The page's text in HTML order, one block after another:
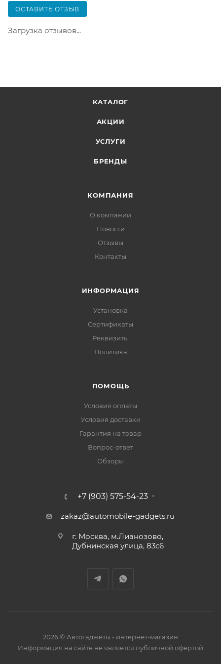
только после оплаты заказа. Один заказ может
содержать не больше 10 позиций и его стоимость
не должна превышать 100 000 р.
ОСТАВИТЬ ОТЗЫВ
Загрузка отзывов...
КАТАЛОГ
АКЦИИ
УСЛУГИ
БРЕНДЫ
КОМПАНИЯ
О компании
Новости
Отзывы
Контакты
ИНФОРМАЦИЯ
Установка
Сертификаты
Реквизиты
Политика
ПОМОЩЬ
Условия оплаты
Условия доставки
Гарантия на товар
Вопрос-ответ
Обзоры
+7 (903) 575-54-23
zakaz@automobile-gadgets.ru
г. Москва, м.Лианозово,
Дубнинская улица, 83с6
2026 © Автогаджеты - интернет-магазин
Информация на сайте не является публичной офертой